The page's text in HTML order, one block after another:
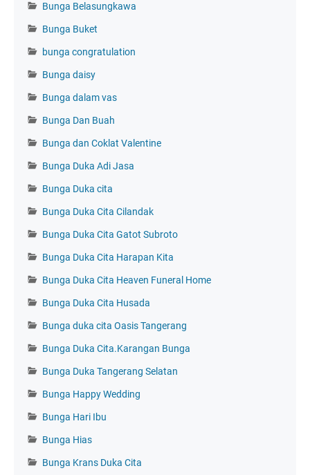
Bunga Belasungkawa
Bunga Buket
bunga congratulation
Bunga daisy
Bunga dalam vas
Bunga Dan Buah
Bunga dan Coklat Valentine
Bunga Duka Adi Jasa
Bunga Duka cita
Bunga Duka Cita Cilandak
Bunga Duka Cita Gatot Subroto
Bunga Duka Cita Harapan Kita
Bunga Duka Cita Heaven Funeral Home
Bunga Duka Cita Husada
Bunga duka cita Oasis Tangerang
Bunga Duka Cita.Karangan Bunga
Bunga Duka Tangerang Selatan
Bunga Happy Wedding
Bunga Hari Ibu
Bunga Hias
Bunga Krans Duka Cita